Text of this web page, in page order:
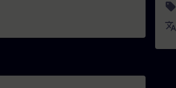
sell
translate